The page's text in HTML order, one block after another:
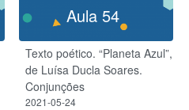
Aula 54
Texto poético. “Planeta Azul”,
de Luísa Ducla Soares.
Conjunções
2021-05-24